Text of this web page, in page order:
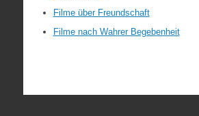
Filme über Freundschaft
Filme nach Wahrer Begebenheit